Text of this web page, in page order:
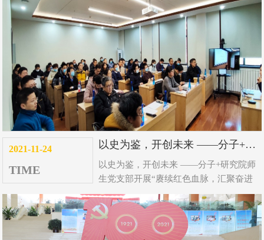
2021-11-24
TIME
以史为鉴，开创未来 ——分子+研究院师生党支部开展“赓续红色血脉，汇聚奋进力量”主题党日活动
以史为鉴，开创未来 ——分子+研究院师
生党支部开展“赓续红色血脉，汇聚奋进
力量”主题党日活动...